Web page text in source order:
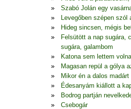
Szabó Jolán egy
Levegőben szépen szól
Hideg sincsen, mégis
Felsütött a nap sugára,
sugára, galambom
Katona sem lettem
Magasan repül a gólya
Mikor én a dalos madárt
Édesanyám kiállott a
Bodrog partján
Csebogár